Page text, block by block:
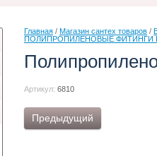
Главная / Магазин сантех товаров /
ПОЛИПРОПИЛЕНОВЫЕ ФИТИНГИ
Артикул: 6810
Предыдущий